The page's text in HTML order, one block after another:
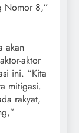
Nomor 8,”
akan
aktor
ini. “Kita
mitigasi.
rakyat,